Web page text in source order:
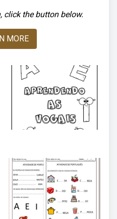
click the button below.
MORE